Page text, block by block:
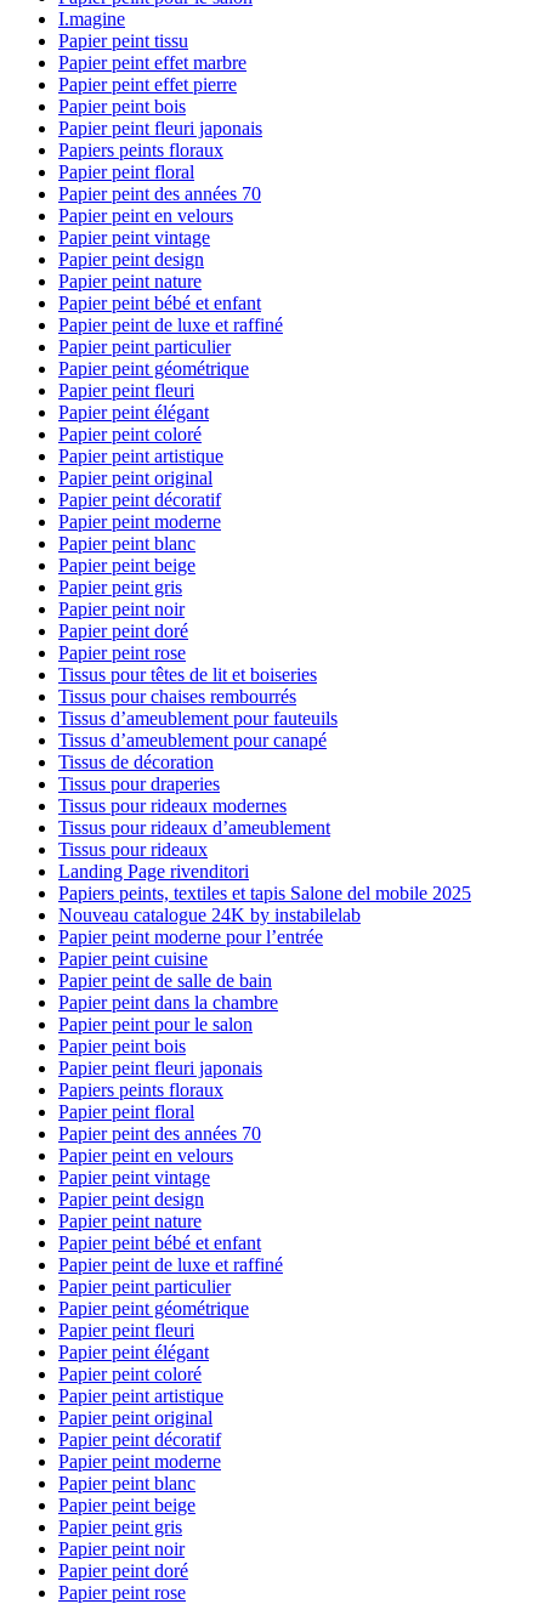
I.magine
Papier peint tissu
Papier peint effet marbre
Papier peint effet pierre
Papier peint bois
Papier peint fleuri japonais
Papiers peints floraux
Papier peint floral
Papier peint des années 70
Papier peint en velours
Papier peint vintage
Papier peint design
Papier peint nature
Papier peint bébé et enfant
Papier peint de luxe et raffiné
Papier peint particulier
Papier peint géométrique
Papier peint fleuri
Papier peint élégant
Papier peint coloré
Papier peint artistique
Papier peint original
Papier peint décoratif
Papier peint moderne
Papier peint blanc
Papier peint beige
Papier peint gris
Papier peint noir
Papier peint doré
Papier peint rose
Tissus pour têtes de lit et boiseries
Tissus pour chaises rembourrés
Tissus d’ameublement pour fauteuils
Tissus d’ameublement pour canapé
Tissus de décoration
Tissus pour draperies
Tissus pour rideaux modernes
Tissus pour rideaux d’ameublement
Tissus pour rideaux
Landing Page rivenditori
Papiers peints, textiles et tapis Salone del mobile 2025
Nouveau catalogue 24K by instabilelab
Papier peint moderne pour l’entrée
Papier peint cuisine
Papier peint de salle de bain
Papier peint dans la chambre
Papier peint pour le salon
Papier peint bois
Papier peint fleuri japonais
Papiers peints floraux
Papier peint floral
Papier peint des années 70
Papier peint en velours
Papier peint vintage
Papier peint design
Papier peint nature
Papier peint bébé et enfant
Papier peint de luxe et raffiné
Papier peint particulier
Papier peint géométrique
Papier peint fleuri
Papier peint élégant
Papier peint coloré
Papier peint artistique
Papier peint original
Papier peint décoratif
Papier peint moderne
Papier peint blanc
Papier peint beige
Papier peint gris
Papier peint noir
Papier peint doré
Papier peint rose